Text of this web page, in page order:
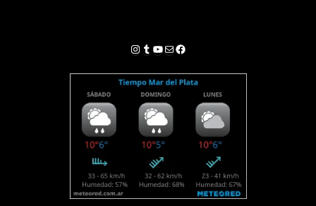
Instagram
Tumblr
YouTube
Correo electrónico
Facebook